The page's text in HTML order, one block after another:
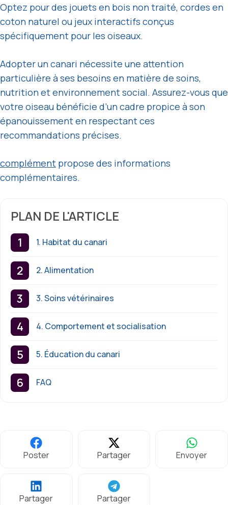
Optez pour des jouets en bois non traité, cordes en
coton naturel ou jeux interactifs conçus
spécifiquement pour les oiseaux.
Adopter un canari nécessite une attention
particulière à ses besoins en matière de soins,
nutrition et environnement social. Assurez-vous que
votre oiseau bénéficie d’un cadre propice à son
épanouissement en respectant ces
recommandations précises.
complément propose des informations
complémentaires.
PLAN DE L'ARTICLE
1. Habitat du canari
2. Alimentation
3. Soins vétérinaires
4. Comportement et socialisation
5. Éducation du canari
FAQ
Poster Partager Envoyer
Partager Partager